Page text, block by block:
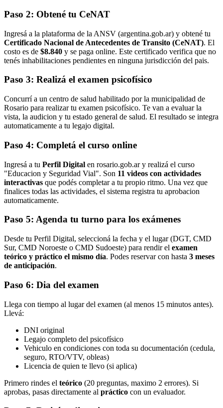
Paso 2: Obtené tu CeNAT
Ingresá a la plataforma de la ANSV (argentina.gob.ar) y obtené tu
Certificado Nacional de Antecedentes de Transito (CeNAT). El
costo es de $8.840 y se paga online. Este certificado verifica que no
tenés inhabilitaciones pendientes en ninguna jurisdicción del pais.
Paso 3: Realizá el examen psicofísico
Concurrí a un centro de salud habilitado por la municipalidad de
Rosario para realizar tu examen psicofísico. Te van a evaluar la
vista, la audicion y tu estado general de salud. El resultado se integra
automaticamente a tu legajo digital.
Paso 4: Completá el curso online
Ingresá a tu Perfil Digital en rosario.gob.ar y realizá el curso
"Educacion y Seguridad Vial". Son 11 videos con actividades
interactivas que podés completar a tu propio ritmo. Una vez que
finalices todas las actividades, el sistema registra tu aprobacion
automaticamente.
Paso 5: Agenda tu turno para los exámenes
Desde tu Perfil Digital, seleccioná la fecha y el lugar (DGT, CMD
Sur, CMD Noroeste o CMD Sudoeste) para rendir el examen
teórico y práctico el mismo día. Podes reservar con hasta 3 meses
de anticipación.
Paso 6: Dia del examen
Llega con tiempo al lugar del examen (al menos 15 minutos antes).
Llevá:
DNI original
Legajo completo del psicofísico
Vehiculo en condiciones con toda su documentación (cedula,
seguro, RTO/VTV, obleas)
Licencia de quien te llevo (si aplica)
Primero rindes el teórico (20 preguntas, maximo 2 errores). Si
aprobas, pasas directamente al práctico con un evaluador.